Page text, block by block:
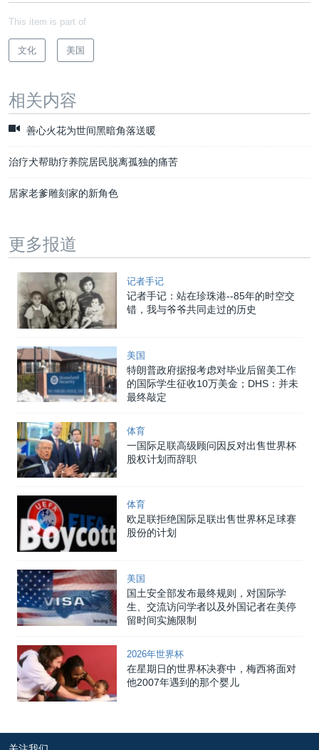
This item is part of
文化 美国
相关内容
善心火花为世间黑暗角落送暖
治疗犬帮助疗养院居民脱离孤独的痛苦
居家老爹雕刻家的新角色
更多报道
记者手记
记者手记：站在珍珠港--85年的时空交
错，我与爷爷共同走过的历史
美国
特朗普政府据报考虑对毕业后留美工作
的国际学生征收10万美金；DHS：并未
最终敲定
体育
一国际足联高级顾问因反对出售世界杯
股权计划而辞职
体育
欧足联拒绝国际足联出售世界杯足球赛
股份的计划
美国
国土安全部发布最终规则，对国际学
生、交流访问学者以及外国记者在美停
留时间实施限制
2026年世界杯
在星期日的世界杯决赛中，梅西将面对
他2007年遇到的那个婴儿